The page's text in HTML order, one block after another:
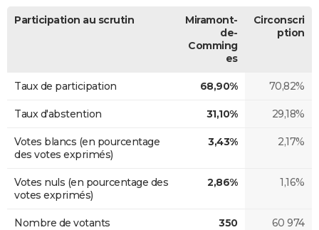
Participation au scrutin
Miramont-
de-
Comming
es
Circonscri
ption
Taux de participation 68,90% 70,82%
Taux d'abstention 31,10% 29,18%
Votes blancs (en pourcentage
des votes exprimés)
3,43% 2,17%
Votes nuls (en pourcentage des
votes exprimés)
2,86% 1,16%
Nombre de votants 350 60 974